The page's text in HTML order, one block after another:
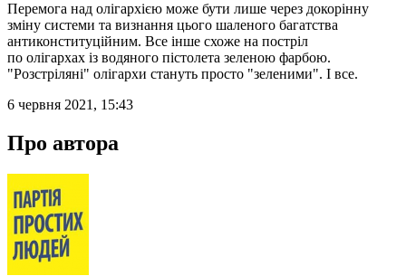
Перемога над олігархією може бути лише через докорінну
зміну системи та визнання цього шаленого багатства
антиконституційним. Все інше схоже на постріл
по олігархах із водяного пістолета зеленою фарбою.
"Розстріляні" олігархи стануть просто "зеленими". І все.
6 червня 2021, 15:43
Про автора